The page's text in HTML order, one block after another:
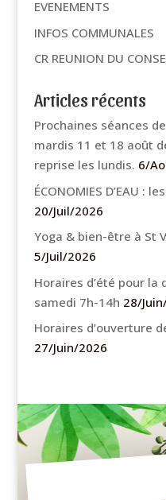
EVENEMENTS
INFOS COMMUNALES
CR REUNION DU
Articles récents
Prochaines séances
mardis 11 et 18 août
reprise les lundis. 6/
ÉCONOMIES D’EAU :
20/Juil/2026
Yoga & bien-être à St
5/Juil/2026
Horaires d’été pour la
samedi 7h-14h 28/
Horaires d’ouverture
27/Juin/2026